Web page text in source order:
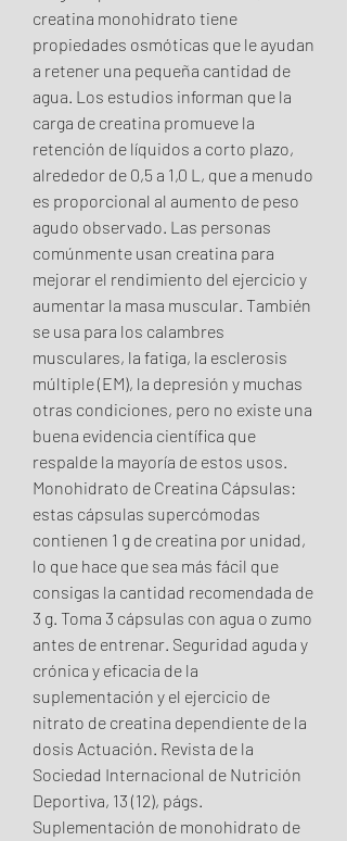
creatina monohidrato tiene
propiedades osmóticas que le ayudan
a retener una pequeña cantidad de
agua. Los estudios informan que la
carga de creatina promueve la
retención de líquidos a corto plazo,
alrededor de 0,5 a 1,0 L, que a menudo
es proporcional al aumento de peso
agudo observado. Las personas
comúnmente usan creatina para
mejorar el rendimiento del ejercicio y
aumentar la masa muscular. También
se usa para los calambres
musculares, la fatiga, la esclerosis
múltiple (EM), la depresión y muchas
otras condiciones, pero no existe una
buena evidencia científica que
respalde la mayoría de estos usos.
Monohidrato de Creatina Cápsulas:
estas cápsulas supercómodas
contienen 1 g de creatina por unidad,
lo que hace que sea más fácil que
consigas la cantidad recomendada de
3 g. Toma 3 cápsulas con agua o zumo
antes de entrenar. Seguridad aguda y
crónica y eficacia de la
suplementación y el ejercicio de
nitrato de creatina dependiente de la
dosis Actuación. Revista de la
Sociedad Internacional de Nutrición
Deportiva, 13 (12), págs.
Suplementación de monohidrato de